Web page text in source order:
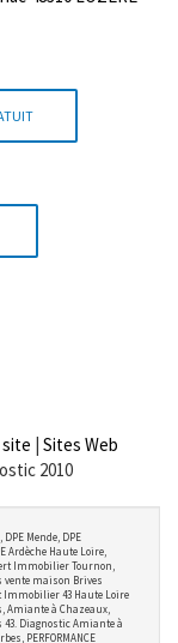
site | Sites Web
2010
Mende, DPE
Ardèche Haute Loire,
Immobilier Tournon,
vente maison Brives
Immobilier 43 Haute Loire
Amiante à Chazeaux,
43. Diagnostic Amiante à
PERFORMANCE